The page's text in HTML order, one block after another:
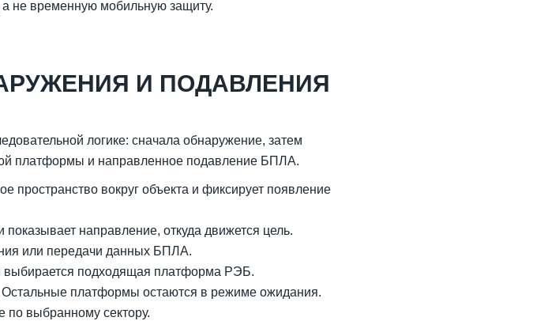
не временную мобильную защиту.
И ПОДАВЛЕНИЯ
логике: сначала обнаружение, затем
платформы и направленное подавление БПЛА.
пространство вокруг объекта и фиксирует появление
направление, откуда движется цель.
или передачи данных БПЛА.
выбирается подходящая платформа РЭБ.
платформы остаются в режиме ожидания.
по выбранному сектору.